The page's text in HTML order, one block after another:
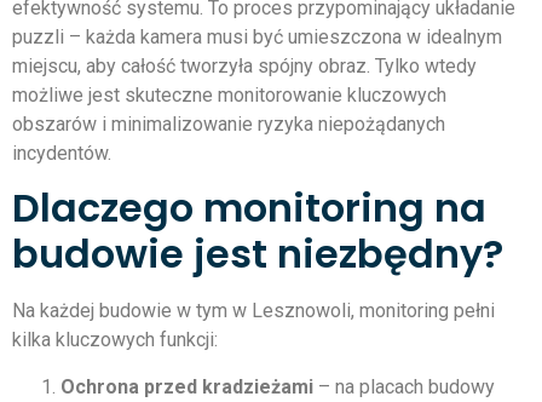
efektywność systemu. To proces przypominający układanie
puzzli – każda kamera musi być umieszczona w idealnym
miejscu, aby całość tworzyła spójny obraz. Tylko wtedy
możliwe jest skuteczne monitorowanie kluczowych
obszarów i minimalizowanie ryzyka niepożądanych
incydentów.
Dlaczego monitoring na
budowie jest niezbędny?
Na każdej budowie w tym w Lesznowoli, monitoring pełni
kilka kluczowych funkcji:
Ochrona przed kradzieżami – na placach budowy